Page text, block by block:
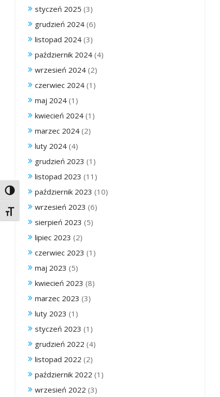
Toggle High Contrast
Toggle Font size
styczeń 2025 (3)
grudzień 2024 (6)
listopad 2024 (3)
październik 2024 (4)
wrzesień 2024 (2)
czerwiec 2024 (1)
maj 2024 (1)
kwiecień 2024 (1)
marzec 2024 (2)
luty 2024 (4)
grudzień 2023 (1)
listopad 2023 (11)
październik 2023 (10)
wrzesień 2023 (6)
sierpień 2023 (5)
lipiec 2023 (2)
czerwiec 2023 (1)
maj 2023 (5)
kwiecień 2023 (8)
marzec 2023 (3)
luty 2023 (1)
styczeń 2023 (1)
grudzień 2022 (4)
listopad 2022 (2)
październik 2022 (1)
wrzesień 2022 (3)